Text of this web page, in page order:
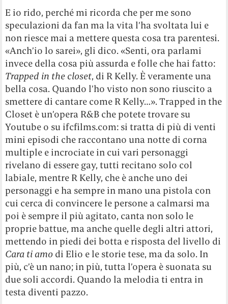
E io rido, perché mi ricorda che per me sono
speculazioni da fan ma la vita l’ha svoltata lui e
non riesce mai a mettere questa cosa tra parentesi.
«Anch’io lo sarei», gli dico. «Senti, ora parlami
invece della cosa più assurda e folle che hai fatto:
Trapped in the closet, di R Kelly. È veramente una
bella cosa. Quando l’ho visto non sono riuscito a
smettere di cantare come R Kelly…». Trapped in the
Closet è un’opera R&B che potete trovare su
Youtube o su ifcfilms.com: si tratta di più di venti
mini episodi che raccontano una notte di corna
multiple e incrociate in cui vari personaggi
rivelano di essere gay, tutti recitano solo col
labiale, mentre R Kelly, che è anche uno dei
personaggi e ha sempre in mano una pistola con
cui cerca di convincere le persone a calmarsi ma
poi è sempre il più agitato, canta non solo le
proprie battue, ma anche quelle degli altri attori,
mettendo in piedi dei botta e risposta del livello di
Cara ti amo di Elio e le storie tese, ma da solo. In
più, c’è un nano; in più, tutta l’opera è suonata su
due soli accordi. Quando la melodia ti entra in
testa diventi pazzo.